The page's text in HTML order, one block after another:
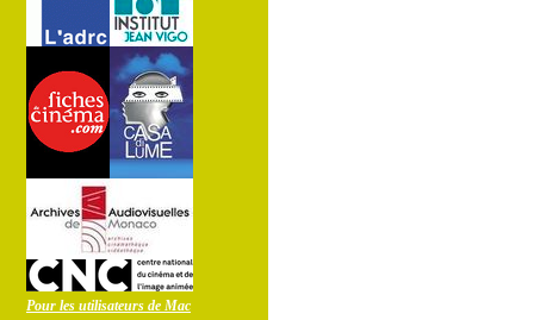
Pour les utilisateurs de Mac